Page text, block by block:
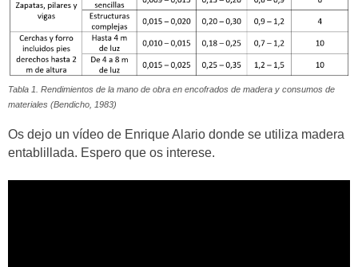
Tabla 1. Rendimientos de la mano de obra en encofrados de madera y consumos de
materiales (Bendicho, 1983)
Os dejo un vídeo de Enrique Alario donde se utiliza madera
entablillada. Espero que os interese.